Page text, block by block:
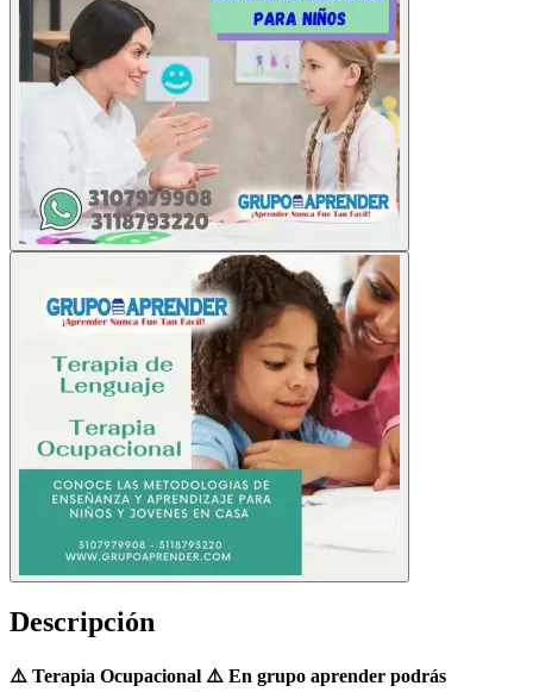
Descripción
⚠️ Terapia Ocupacional ⚠️ En grupo aprender podrás